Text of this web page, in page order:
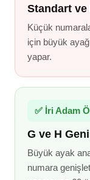
Standart ve
Küçük
için büyük
yapar.
✅ İri Adam
G ve H
Büyük ayak
numara